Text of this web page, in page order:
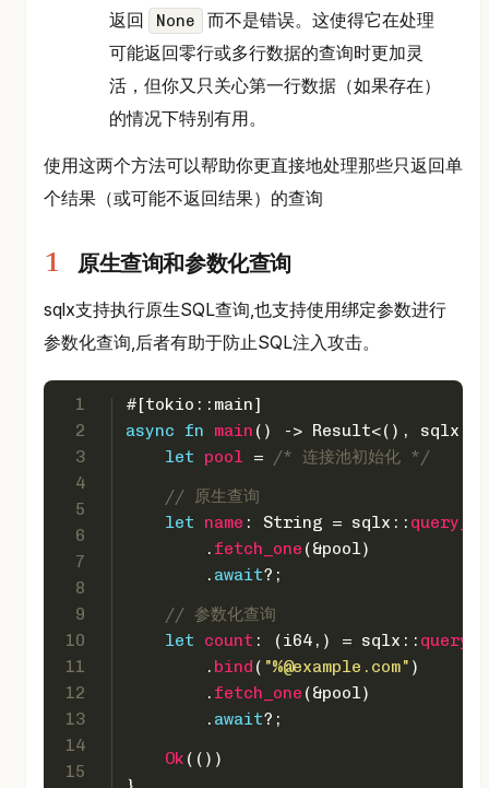
返回
None
而不是错误。这使得它在处理
可能返回零行或多行数据的查询时更加灵
活，但你又只关心第一行数据（如果存在）
的情况下特别有用。
使用这两个方法可以帮助你更直接地处理那些只返回单
个结果（或可能不返回结果）的查询
原生查询和参数化查询
sqlx支持执行原生SQL查询,也支持使用绑定参数进行
参数化查询,后者有助于防止SQL注入攻击。
1
2
3
4
5
6
7
8
9
10
11
12
13
14
15
#[tokio::main]
async
fn main () -> Result<(),
let
pool =
/* 连接池初始化 */
// 原生查询
let
name : String = sqlx::
        .
fetch_one (&pool)
        .
await?;
// 参数化查询
let
count : (i64 ,) = sqlx::
        .
bind ( "%@example.com" )
        .
fetch_one (&pool)
        .
await?;
Ok (())